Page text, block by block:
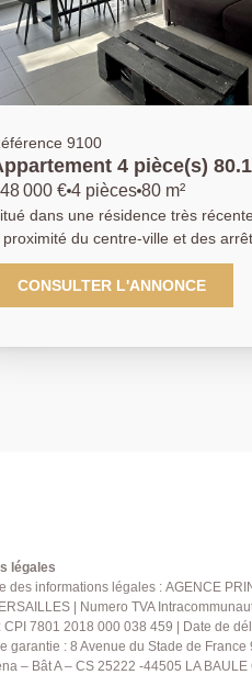
9100
Appartement 4
000 € 4 pièces 80 m²
dans une résidence très
proximité du centre-ville et des
propose ce magnifique
superficie de 80,10 m². Il se
lumineux ouvrant sur une
CONSULTER L'ANNONCE
légales
des informations légales : AGENCE
| Numero TVA
CPI 7801 2018 000 038 459 | Date de
garantie : 8 Avenue du Stade de
– Bât A – CS 25222 -44505 LA